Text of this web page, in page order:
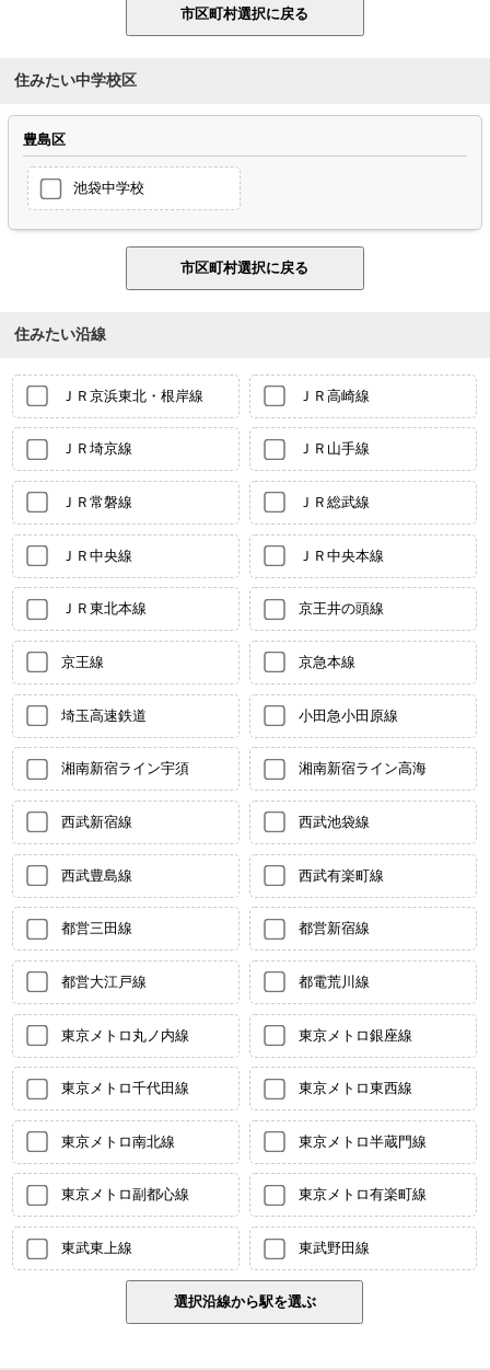
住みたい中学校区
豊島区
池袋中学校
住みたい沿線
ＪＲ京浜東北・根岸線 ＪＲ高崎線
ＪＲ埼京線 ＪＲ山手線
ＪＲ常磐線 ＪＲ総武線
ＪＲ中央線 ＪＲ中央本線
ＪＲ東北本線 京王井の頭線
京王線 京急本線
埼玉高速鉄道 小田急小田原線
湘南新宿ライン宇須 湘南新宿ライン高海
西武新宿線 西武池袋線
西武豊島線 西武有楽町線
都営三田線 都営新宿線
都営大江戸線 都電荒川線
東京メトロ丸ノ内線 東京メトロ銀座線
東京メトロ千代田線 東京メトロ東西線
東京メトロ南北線 東京メトロ半蔵門線
東京メトロ副都心線 東京メトロ有楽町線
東武東上線 東武野田線